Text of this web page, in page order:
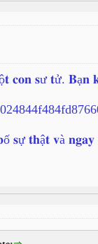
𝐜𝐨𝐧 𝐬ư 𝐭ử.
𝐬ự 𝐭𝐡ậ𝐭 𝐯à